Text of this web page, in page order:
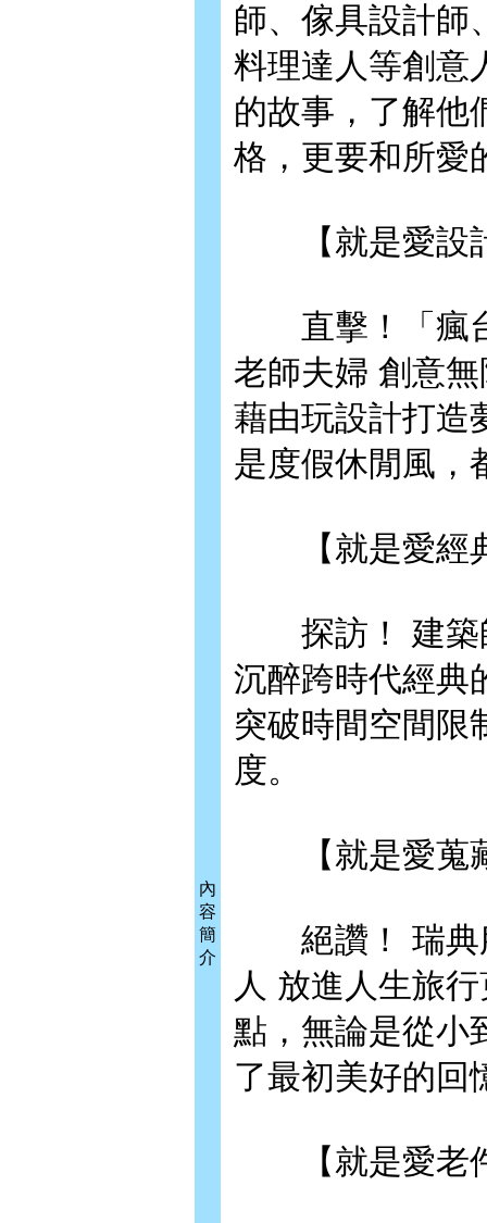
內
容
簡
介
師、傢具設計師
料理達人等創意
的故事，了解他
格，更要和所愛
【就是愛設
直擊！「瘋台
老師夫婦 創意
藉由玩設計打造
是度假休閒風，
【就是愛經
探訪！ 建築
沉醉跨時代經典
突破時間空間限
度。
【就是愛蒐
絕讚！ 瑞典
人 放進人生旅
點，無論是從小
了最初美好的回
【就是愛老